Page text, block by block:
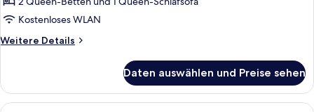
Betten,
anzeigen
Kostenloses WLAN
Weitere Details
Weitere
Zimmer,
Mehrere
Daten auswählen und Preise sehen
Ein Hotelzimmer mit einem großen